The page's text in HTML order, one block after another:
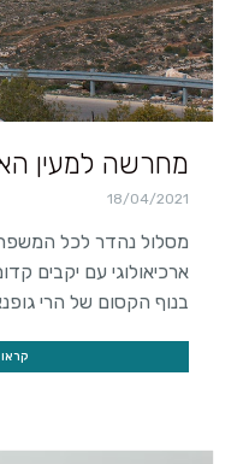
מחרשה למעין
18/04/2021
מסלול נהדר לכל
ארכיאולוגי עם יקבים
בנוף הקסום של הרי